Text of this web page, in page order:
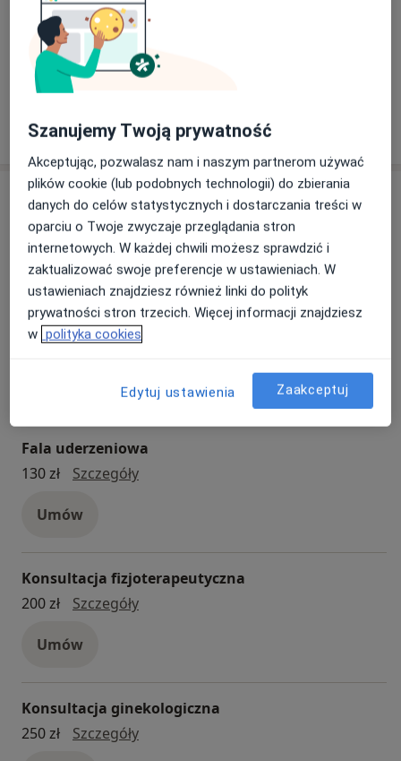
Nasze specjalizacje
Urologia
Zobacz więcej
Usługi
Wszystkie
Chirurgia dziecięca
250 zł
Szczegółychirurgia dziecięca
Fala uderzeniowa
130 zł
SzczegółyFala uderzeniowa
Umów
Konsultacja fizjoterapeutyczna
200 zł
Szczegółykonsultacja fizjoterapeutyczna
Umów
Konsultacja ginekologiczna
250 zł
Szczegółykonsultacja ginekologiczna
Szanujemy Twoją prywatność
Akceptując, pozwalasz nam i naszym partnerom używać
plików cookie (lub podobnych technologii) do zbierania
danych do celów statystycznych i dostarczania treści w
oparciu o Twoje zwyczaje przeglądania stron
internetowych. W każdej chwili możesz sprawdzić i
zaktualizować swoje preferencje w ustawieniach. W
ustawieniach znajdziesz również linki do polityk
prywatności stron trzecich. Więcej informacji znajdziesz
w polityka cookies
Edytuj ustawienia Zaakceptuj